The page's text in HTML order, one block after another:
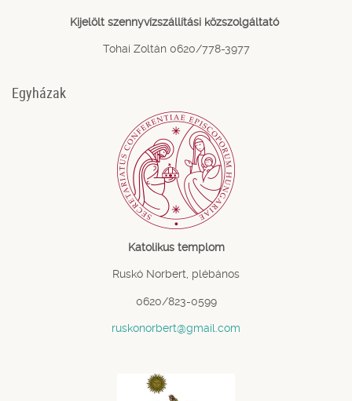
Kijelölt szennyvízszállítási közszolgáltató
Tohai Zoltán 0620/778-3977
Egyházak
Katolikus templom
Ruskó Norbert, plébános
0620/823-0599
ruskonorbert@gmail.com